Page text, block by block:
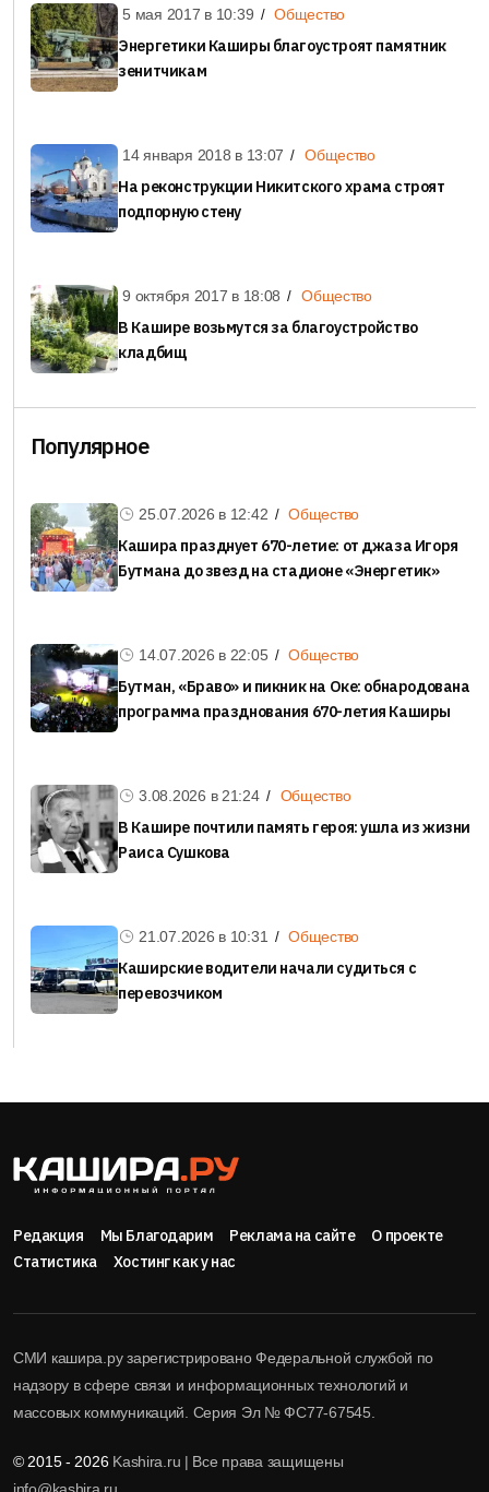
5 мая 2017 в 10:39 Общество
Энергетики Каширы благоустроят памятник
зенитчикам
14 января 2018 в 13:07 Общество
На реконструкции Никитского храма строят
подпорную стену
9 октября 2017 в 18:08 Общество
В Кашире возьмутся за благоустройство
кладбищ
Популярное
25.07.2026 в 12:42 Общество
Кашира празднует 670-летие: от джаза Игоря
Бутмана до звезд на стадионе «Энергетик»
14.07.2026 в 22:05 Общество
Бутман, «Браво» и пикник на Оке: обнародована
программа празднования 670-летия Каширы
3.08.2026 в21:24 Общество
В Кашире почтили память героя: ушла из жизни
Раиса Сушкова
21.07.2026 в 10:31 Общество
Каширские водители начали судиться с
перевозчиком
Редакция Мы Благодарим Реклама на сайте
О проекте
Статистика
Хостинг как у нас
СМИ кашира.ру зарегистрировано Федеральной службой по
надзору в сфере связи и информационных технологий и
массовых коммуникаций. Серия Эл № ФС77-67545.
© 2015 - 2026Kashira.ru | Все права защищены
info@kashira.ru